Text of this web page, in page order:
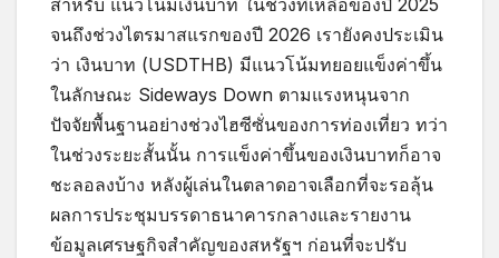
สำหรับ แนวโน้มเงินบาท ในช่วงที่เหลือของปี 2025
จนถึงช่วงไตรมาสแรกของปี 2026 เรายังคงประเมิน
ว่า เงินบาท (USDTHB) มีแนวโน้มทยอยแข็งค่าขึ้น
ในลักษณะ Sideways Down ตามแรงหนุนจาก
ปัจจัยพื้นฐานอย่างช่วงไฮซีซั่นของการท่องเที่ยว ทว่า
ในช่วงระยะสั้นนั้น การแข็งค่าขึ้นของเงินบาทก็อาจ
ชะลอลงบ้าง หลังผู้เล่นในตลาดอาจเลือกที่จะรอลุ้น
ผลการประชุมบรรดาธนาคารกลางและรายงาน
ข้อมูลเศรษฐกิจสำคัญของสหรัฐฯ ก่อนที่จะปรับ